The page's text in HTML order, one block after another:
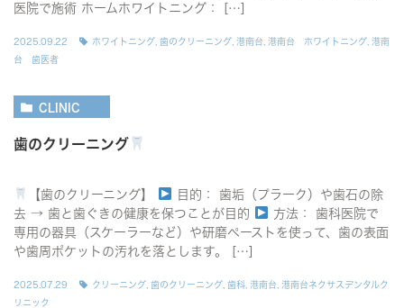
医院で施術 ホームホワイトニング： […]
2025.09.22 ホワイトニング 歯のクリーニング 港南台 港南台 ホワイトニング 港南
台 歯医者
CLINIC
歯のクリーニング
【歯のクリーニング】
目的： 歯垢（プラーク）や歯石の除
去 → 歯と歯ぐきの健康を保つことが目的
方法： 歯科医院で
専用の器具（スケーラーなど）や研磨ペーストを使って、歯の表面
や歯周ポケットの汚れを落とします。 […]
2025.07.29 クリーニング 歯のクリーニング 歯科 港南台 港南台ネクサスデンタルク
リニック